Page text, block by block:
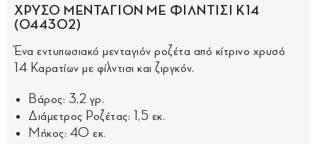
ΧΡΥΣΟ ΜΕΝΤΑΓΙΟΝ ΜΕ ΦΙΛΝΤΙΣΙ Κ14
(044302)
Ένα εντυπωσιακό μενταγιόν ροζέτα από κίτρινο χρυσό
14 Καρατίων με φίλντισι και ζιργκόν.
Βάρος: 3,2 γρ.
Διάμετρος Ροζέτας: 1,5 εκ.
Μήκος: 40 εκ.